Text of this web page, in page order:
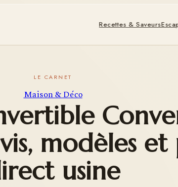
Recettes & Saveurs
Maison & Déco
modèles et
usine